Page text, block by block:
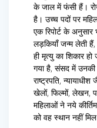
के जाल में फंसी हैं।
है। उच्च पदों पर
एक रिपोर्ट के
लड़कियाँ जन्म लेती
ही मृत्यु का शिकार
गया है, संसद में उनकी
राष्ट्रपति,
खेलों, फिल्मों, लेखन,
महिलाओं ने नये
को वह स्थान नहीं